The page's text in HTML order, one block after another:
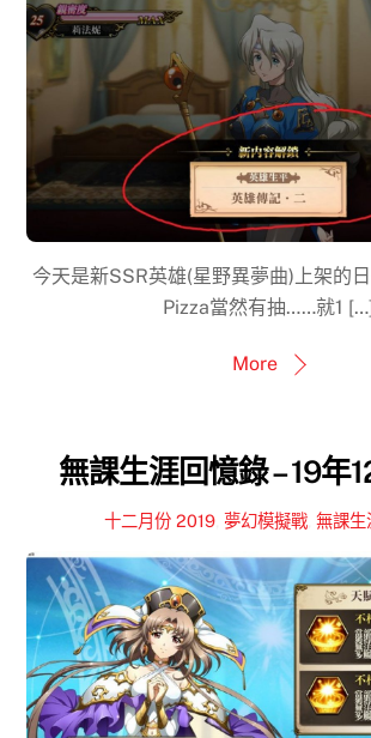
今天是新SSR英雄(星野異夢曲)上架的
Pizza當然有抽……就1
More
無課生涯回憶錄 – 19年
十二月份 2019, 夢幻模擬戰, 無課生